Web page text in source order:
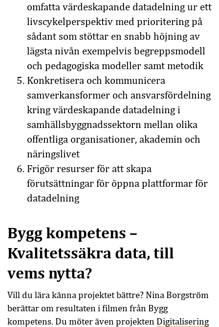
omfatta värdeskapande datadelning ur ett
livscykelperspektiv med prioritering på
sådant som stöttar en snabb höjning av
lägsta nivån exempelvis begreppsmodell
och pedagogiska modeller samt metodik
Konkretisera och kommunicera
samverkansformer och ansvarsfördelning
kring värdeskapande datadelning i
samhällsbyggnadssektorn mellan olika
offentliga organisationer, akademin och
näringslivet
Frigör resurser för att skapa
förutsättningar för öppna plattformar för
datadelning
Bygg kompetens –
Kvalitetssäkra data, till
vems nytta?
Vill du lära känna projektet bättre? Nina Borgström
berättar om resultaten i filmen från Bygg
kompetens. Du möter även projekten Digitalisering